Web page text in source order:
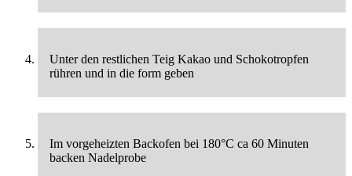
Unter den restlichen Teig Kakao und Schokotropfen
rühren und in die form geben
Im vorgeheizten Backofen bei 180°C ca 60 Minuten
backen Nadelprobe